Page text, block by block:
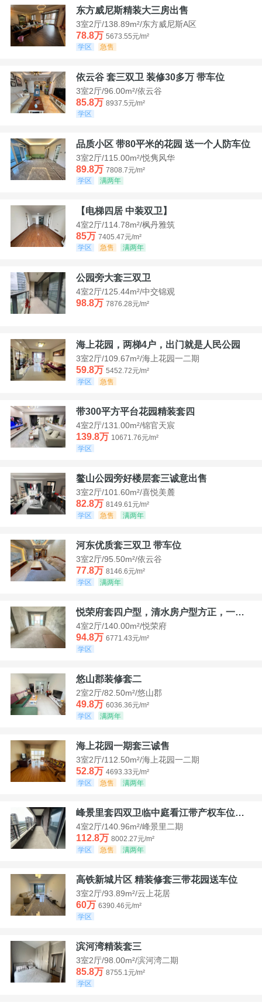
东方威尼斯精装大三房出售
3室2厅/138.89m²/东方威尼斯A区
78.8万 5673.55元/m²
学区
急售
依云谷 套三双卫 装修30多万 带车位
3室2厅/96.00m²/依云谷
85.8万 8937.5元/m²
学区
品质小区 带80平米的花园 送一个人防车位
3室2厅/115.00m²/悦隽风华
89.8万 7808.7元/m²
学区
满两年
【电梯四居 中装双卫】
4室2厅/114.78m²/枫丹雅筑
85万 7405.47元/m²
学区
急售 满两年
公园旁大套三双卫
4室2厅/125.44m²/中交锦观
98.8万 7876.28元/m²
海上花园，两梯4户，出门就是人民公园
3室2厅/109.67m²/海上花园一二期
59.8万 5452.72元/m²
学区
急售
带300平方平台花园精装套四
4室2厅/131.00m²/锦官天宸
139.8万 10671.76元/m²
学区
鳌山公园旁好楼层套三诚意出售
3室2厅/101.60m²/喜悦美麓
82.8万 8149.61元/m²
学区
急售 满两年
河东优质套三双卫 带车位
3室2厅/95.50m²/依云谷
77.8万 8146.6元/m²
学区
满两年
悦荣府套四户型，清水房户型方正，一口价94，8
4室2厅/140.00m²/悦荣府
94.8万 6771.43元/m²
学区
悠山郡装修套二
2室2厅/82.50m²/悠山郡
49.8万 6036.36元/m²
学区
满两年
海上花园一期套三诚售
3室2厅/112.50m²/海上花园一二期
52.8万 4693.33元/m²
学区
急售 满两年
峰景里套四双卫临中庭看江带产权车位诚售
4室2厅/140.96m²/峰景里二期
112.8万 8002.27元/m²
学区
急售 满两年
高铁新城片区 精装修套三带花园送车位
3室2厅/93.89m²/云上花居
60万 6390.46元/m²
学区
滨河湾精装套三
3室2厅/98.00m²/滨河湾二期
85.8万 8755.1元/m²
学区